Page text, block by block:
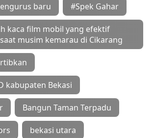
baru #Spek Gahar
kaca film mobil yang efektif
musim kemarau di Cikarang
kabupaten Bekasi
Bangun Taman Terpadu
bekasi utara